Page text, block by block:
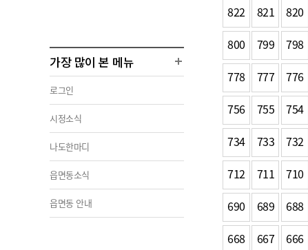
가장 많이 본 메뉴
로그인
시정소식
나도한마디
읍면동소식
읍면동 안내
822
821 820
800
799 798
778
777 776
756
755 754
734
733 732
712
711 710
690
689 688
668
667 666